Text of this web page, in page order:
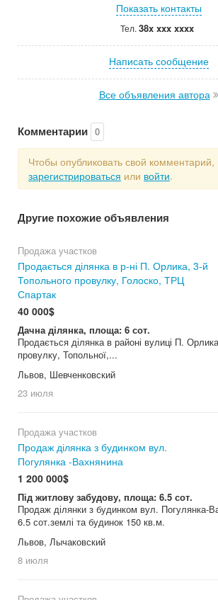
Показать контакты
Тел.38x xxx xxxx
Написать сообщение
Все объявления автора
Комментарии 0
Чтобы опубликовать свой
зарегистрироваться или войти.
Другие похожие объявления
Продажа участков
Продається ділянка в р-ні П. Орлика, 3-й
Топольного провулку, Голоско, ТРЦ
Спартак
40 000$
Дачна ділянка, площа: 6 сот.
Продається ділянка в районі вулиці П.
провулку, Топольної,...
Львов, Шевченковский
23 июля
Продажа участков
Продаж ділянка з будинком вул.
Погулянка -Вахнянина
1 200 000$
Під житлову забудову, площа: 6.5 сот.
Продаж ділянки з будинком вул. Погулянка-
6.5 сот.землі та будинок 150 кв.м.
Львов, Лычаковский
8 июля